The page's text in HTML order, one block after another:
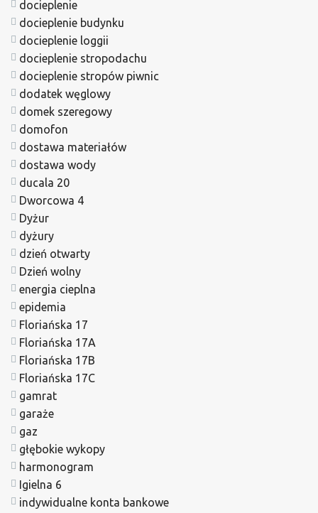
docieplenie
docieplenie budynku
docieplenie loggii
docieplenie stropodachu
docieplenie stropów piwnic
dodatek węglowy
domek szeregowy
domofon
dostawa materiałów
dostawa wody
ducala 20
Dworcowa 4
Dyżur
dyżury
dzień otwarty
Dzień wolny
energia cieplna
epidemia
Floriańska 17
Floriańska 17A
Floriańska 17B
Floriańska 17C
gamrat
garaże
gaz
głębokie wykopy
harmonogram
Igielna 6
indywidualne konta bankowe